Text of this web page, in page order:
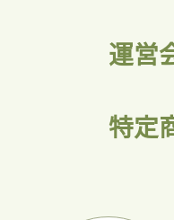
運営
特定